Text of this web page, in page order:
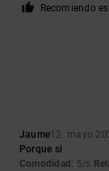
Recomiendo
Jaume12. mayo
Porque si
Comodidad : 5/5